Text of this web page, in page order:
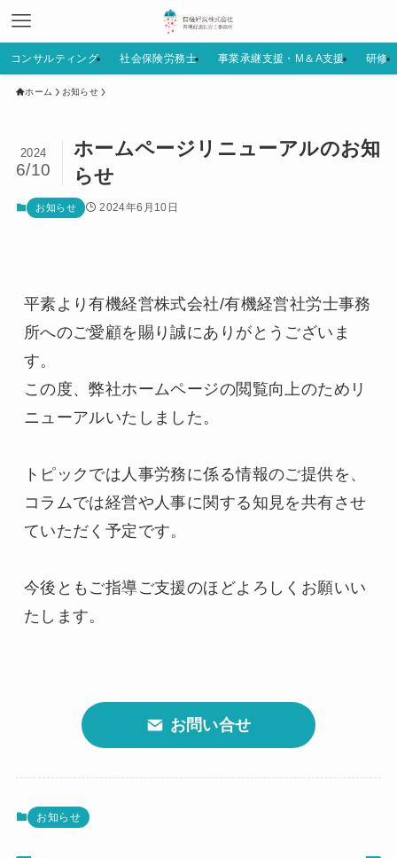
コンサルティング 社会保険労務士 事業承継支援・M＆A支援 研修
ホーム お知らせ
ホームページリニューアルのお知
らせ
2024
6/10
お知らせ 2024年6月10日
平素より有機経営株式会社/有機経営社労士事務
所へのご愛顧を賜り誠にありがとうございま
す。
この度、弊社ホームページの閲覧向上のためリ
ニューアルいたしました。
トピックでは人事労務に係る情報のご提供を、
コラムでは経営や人事に関する知見を共有させ
ていただく予定です。
今後ともご指導ご支援のほどよろしくお願いい
たします。
お問い合せ
お知らせ